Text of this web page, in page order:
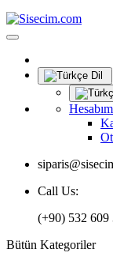
Dil
Hesabım
Call Us:
(+90) 532 609
Bütün Kategoriler